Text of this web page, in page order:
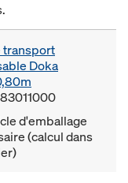
transport
Doka
d'emballage
(calcul dans